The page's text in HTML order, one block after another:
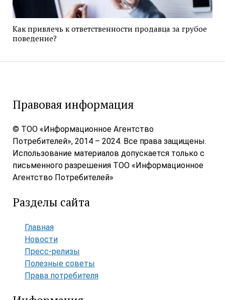
Как привлечь к ответственности продавца за грубое
поведение?
Правовая информация
© ТОО «Информационное Агентство
Потребителей», 2014 – 2024. Все права защищены.
Использование материалов допускается только с
письменного разрешения ТОО «Информационное
Агентство Потребителей»
Разделы сайта
Главная
Новости
Пресс-релизы
Полезные советы
Права потребителя